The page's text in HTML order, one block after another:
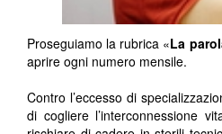
Proseguiamo la rubrica «La
aprire ogni numero mensile.
Contro l’eccesso di
di cogliere l’interconnessione